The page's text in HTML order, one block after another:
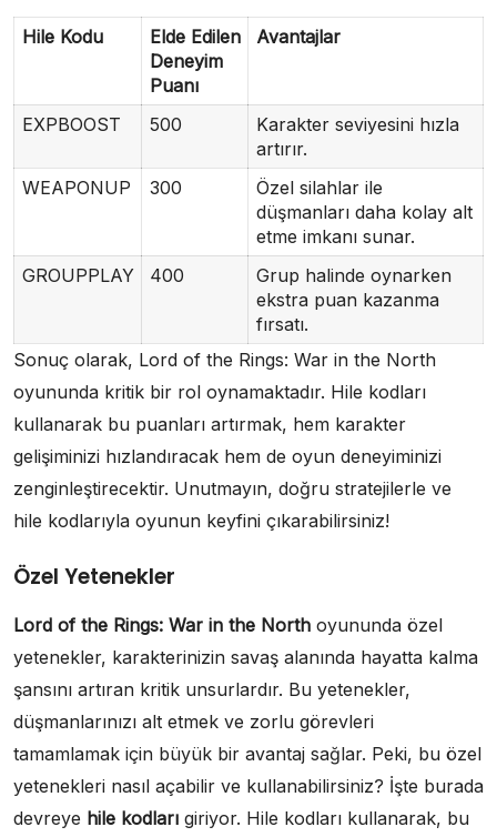
Hile Kodu
Elde Edilen
Deneyim
Puanı
Avantajlar
EXPBOOST 500
Karakter seviyesini hızla
artırır.
WEAPONUP
300
Özel silahlar ile
düşmanları daha kolay alt
etme imkanı sunar.
GROUPPLAY
400
Grup halinde oynarken
ekstra puan kazanma
fırsatı.
Sonuç olarak, Lord of the Rings: War in the North
oyununda kritik bir rol oynamaktadır. Hile kodları
kullanarak bu puanları artırmak, hem karakter
gelişiminizi hızlandıracak hem de oyun deneyiminizi
zenginleştirecektir. Unutmayın, doğru stratejilerle ve
hile kodlarıyla oyunun keyfini çıkarabilirsiniz!
Özel Yetenekler
Lord of the Rings: War in the North oyununda özel
yetenekler, karakterinizin savaş alanında hayatta kalma
şansını artıran kritik unsurlardır. Bu yetenekler,
düşmanlarınızı alt etmek ve zorlu görevleri
tamamlamak için büyük bir avantaj sağlar. Peki, bu özel
yetenekleri nasıl açabilir ve kullanabilirsiniz? İşte burada
devreye hile kodları giriyor. Hile kodları kullanarak, bu